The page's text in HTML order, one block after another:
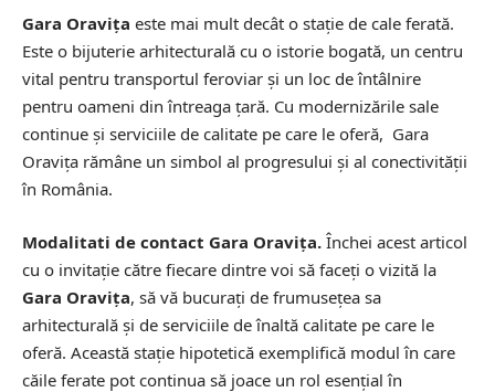
Gara Oravița este mai mult decât o stație de cale ferată.
Este o bijuterie arhitecturală cu o istorie bogată, un centru
vital pentru transportul feroviar și un loc de întâlnire
pentru oameni din întreaga țară. Cu modernizările sale
continue și serviciile de calitate pe care le oferă, Gara
Oravița rămâne un simbol al progresului și al conectivității
în România.
Modalitati de contact Gara Oravița. Închei acest articol
cu o invitație către fiecare dintre voi să faceți o vizită la
Gara Oravița, să vă bucurați de frumusețea sa
arhitecturală și de serviciile de înaltă calitate pe care le
oferă. Această stație hipotetică exemplifică modul în care
căile ferate pot continua să joace un rol esențial în